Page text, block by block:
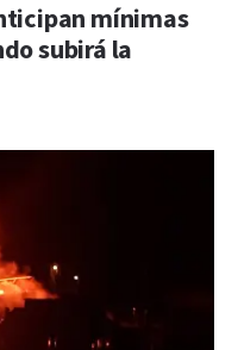
mínimas
subirá la